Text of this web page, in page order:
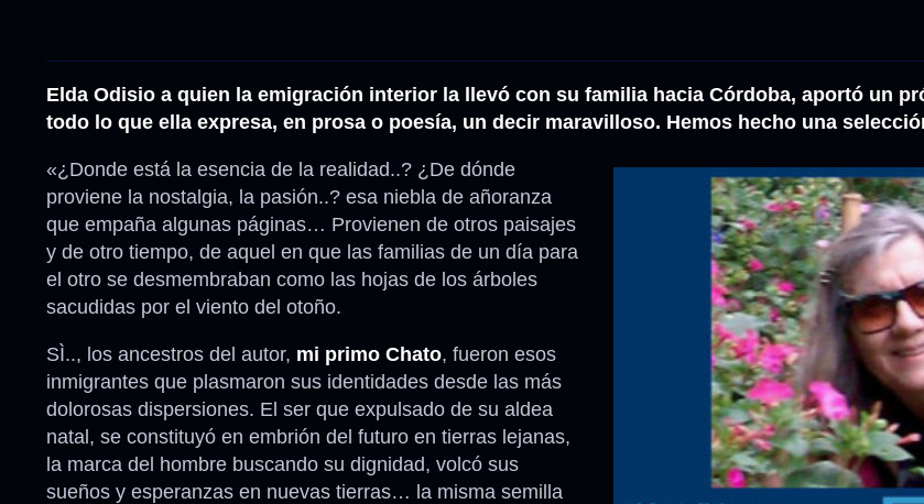
Elda Odisio a quien la emigración interior la llevó con su familia hacia Córdoba, aportó un
todo lo que ella expresa, en prosa o poesía, un decir maravilloso. Hemos hecho una
«¿Donde está la esencia de la realidad..? ¿De dónde
proviene la nostalgia, la pasión..? esa niebla de añoranza
que empaña algunas páginas… Provienen de otros paisajes
y de otro tiempo, de aquel en que las familias de un día para
el otro se desmembraban como las hojas de los árboles
sacudidas por el viento del otoño.
SÌ.., los ancestros del autor, mi primo Chato, fueron esos
inmigrantes que plasmaron sus identidades desde las más
dolorosas dispersiones. El ser que expulsado de su aldea
natal, se constituyó en embrión del futuro en tierras lejanas,
la marca del hombre buscando su dignidad, volcó sus
sueños y esperanzas en nuevas tierras… la misma semilla